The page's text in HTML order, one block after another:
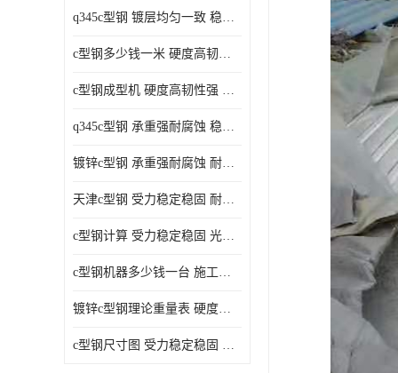
q345c型钢 镀层均匀一致 稳重支撑承载力大
c型钢多少钱一米 硬度高韧性强 光洁无毛刺
c型钢成型机 硬度高韧性强 防腐耐蚀性能好
q345c型钢 承重强耐腐蚀 稳重支撑承载力大
镀锌c型钢 承重强耐腐蚀 耐腐蚀 耐高温
天津c型钢 受力稳定稳固 耐腐蚀 耐高温
c型钢计算 受力稳定稳固 光洁无毛刺
c型钢机器多少钱一台 施工方便简单 稳重支撑承载力大
镀锌c型钢理论重量表 硬度高韧性强 光洁无毛刺
c型钢尺寸图 受力稳定稳固 光洁无毛刺